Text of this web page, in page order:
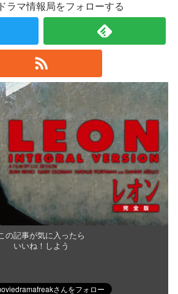
ラマ情報局をフォローする
この記事が気に入ったら
いいね！しよう